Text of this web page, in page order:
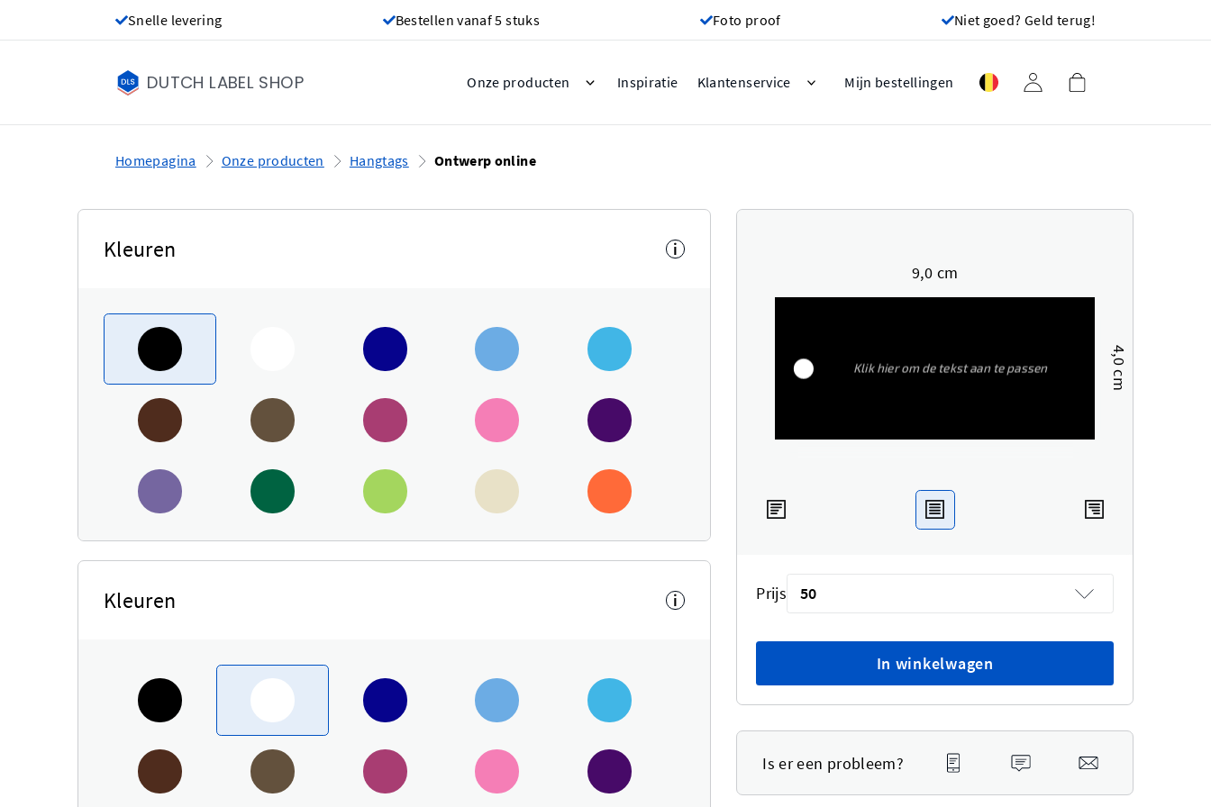
Snelle levering Bestellen vanaf 5 stuks Foto proof Niet goed? Geld terug!
DUTCH LABEL SHOP Onze producten Inspiratie Klantenservice Mijn bestellingen
Homepagina Onze producten Hangtags Ontwerp online
Kleuren i
Kleuren i
9,0 cm
4,0 cm
Prijs 50
In winkelwagen
Is er een probleem?